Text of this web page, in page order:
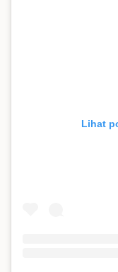
Lihat